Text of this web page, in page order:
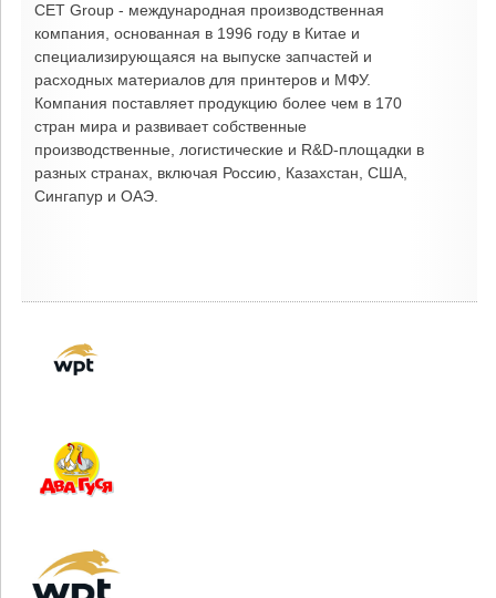
CET Group - международная производственная
компания, основанная в 1996 году в Китае и
специализирующаяся на выпуске запчастей и
расходных материалов для принтеров и МФУ.
Компания поставляет продукцию более чем в 170
стран мира и развивает собственные
производственные, логистические и R&D-площадки в
разных странах, включая Россию, Казахстан, США,
Сингапур и ОАЭ.